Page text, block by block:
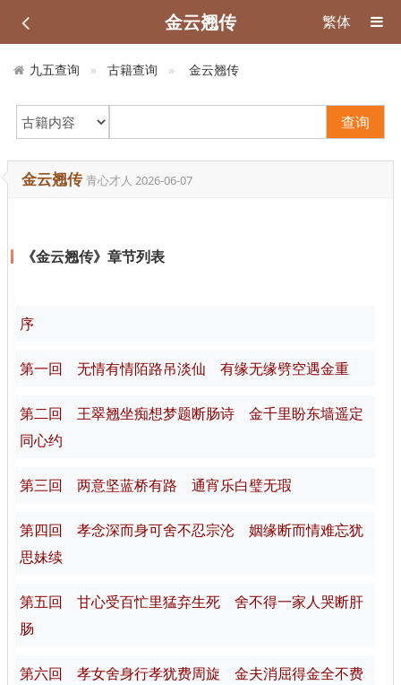
金云翘传 繁体
九五查询 古籍查询 金云翘传
查询
金云翘传青心才人 2026-06-07
《金云翘传》章节列表
序
第一回 无情有情陌路吊淡仙 有缘无缘劈空遇金重
第二回 王翠翘坐痴想梦题断肠诗 金千里盼东墙遥定
同心约
第三回 两意坚蓝桥有路 通宵乐白璧无瑕
第四回 孝念深而身可舍不忍宗沦 姻缘断而情难忘犹
思妹续
第五回 甘心受百忙里猛弃生死 舍不得一家人哭断肝
肠
第六回 孝女舍身行孝犹费周旋 金夫消屈得金全不费